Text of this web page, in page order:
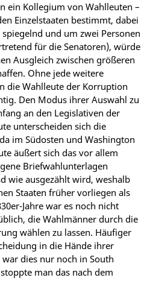
ein Kollegium von Wahlleuten –
Einzelstaaten bestimmt, dabei
und um zwei Personen
für die Senatoren), würde
Ausgleich zwischen größeren
Ohne jede weitere
die Wahlleute der Korruption
Den Modus ihrer Auswahl zu
an den Legislativen der
unterscheiden sich die
im Südosten und Washington
äußert sich das vor allem
Briefwahlunterlagen
wie ausgezählt wird, weshalb
Staaten früher vorliegen als
Jahre war es noch nicht
die Wahlmänner durch die
wählen zu lassen. Häufiger
in die Hände ihrer
dies nur noch in South
man das nach dem